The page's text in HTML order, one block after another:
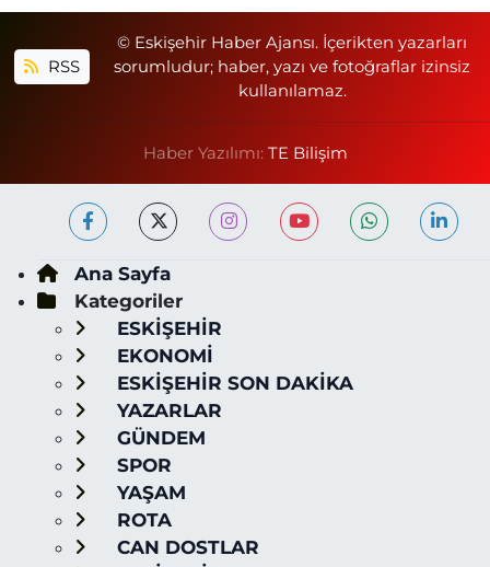
RSS
© Eskişehir Haber Ajansı. İçerikten yazarları
sorumludur; haber, yazı ve fotoğraflar izinsiz
kullanılamaz.
Haber Yazılımı: TE Bilişim
Ana Sayfa
Kategoriler
ESKİŞEHİR
EKONOMİ
ESKİŞEHİR SON DAKİKA
YAZARLAR
GÜNDEM
SPOR
YAŞAM
ROTA
CAN DOSTLAR